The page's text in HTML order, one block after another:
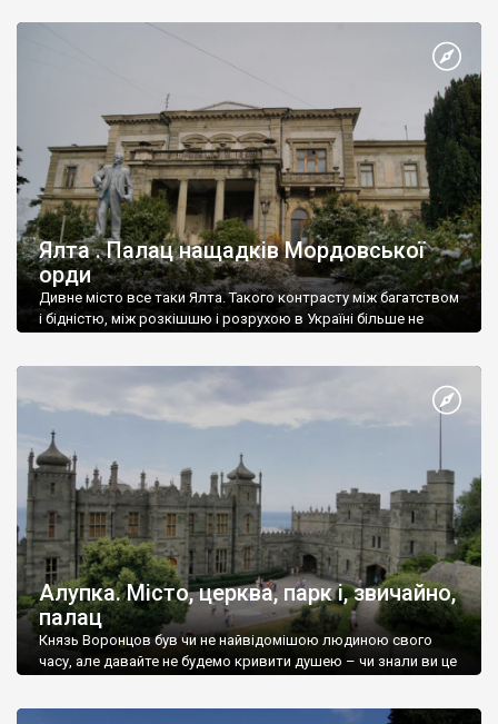
Ялта . Палац нащадків Мордовської
орди
Дивне місто все таки Ялта. Такого контрасту між багатством
і бідністю, між розкішшю і розрухою в Україні більше не
Алупка. Місто, церква, парк і, звичайно,
палац
Князь Воронцов був чи не найвідомішою людиною свого
часу, але давайте не будемо кривити душею – чи знали ви це